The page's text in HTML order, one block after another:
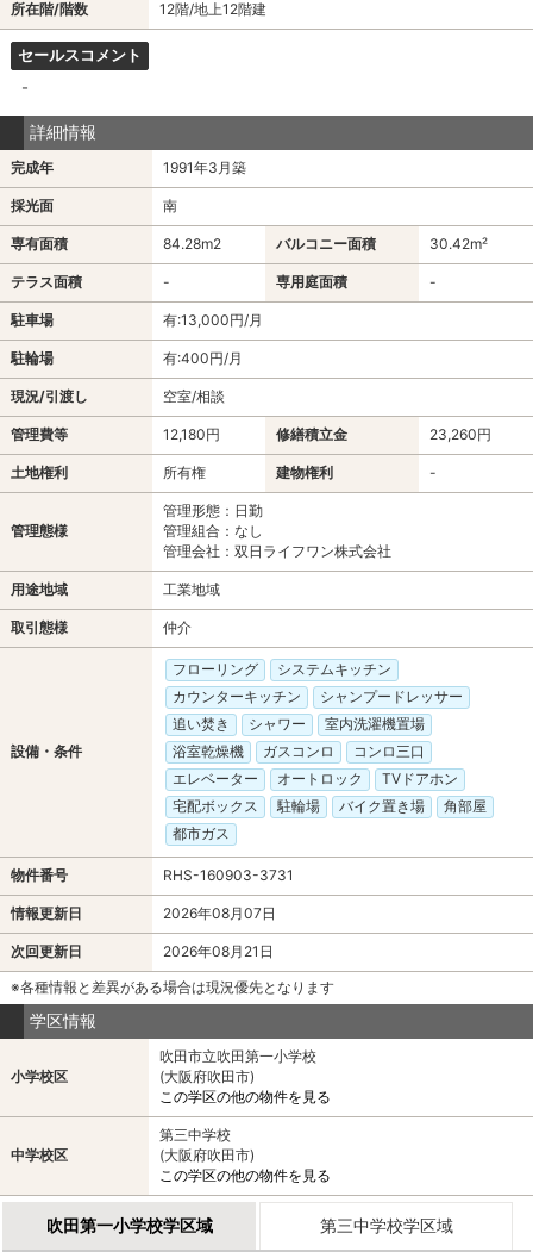
所在階/階数 12階/地上12階建
セールスコメント
-
詳細情報
完成年 1991年3月築
採光面 南
専有面積 84.28m2 バルコニー面積 30.42m²
テラス面積 - 専用庭面積 -
駐車場 有:13,000円/月
駐輪場 有:400円/月
現況/引渡し 空室/相談
管理費等 12,180円 修繕積立金 23,260円
土地権利 所有権 建物権利 -
管理態様
管理形態：日勤
管理組合：なし
管理会社：双日ライフワン株式会社
用途地域 工業地域
取引態様 仲介
設備・条件
フローリング
システムキッチン
カウンターキッチン
シャンプードレッサー
追い焚き
シャワー
室内洗濯機置場
浴室乾燥機
ガスコンロ
コンロ三口
エレベーター
オートロック
TVドアホン
宅配ボックス
駐輪場 バイク置き場
角部屋
都市ガス
物件番号 RHS-160903-3731
情報更新日 2026年08月07日
次回更新日
2026年08月21日
※各種情報と差異がある場合は現況優先となります
学区情報
小学校区
吹田市立吹田第一小学校
(大阪府吹田市)
この学区の他の物件を見る
中学校区
第三中学校
(大阪府吹田市)
この学区の他の物件を見る
吹田第一小学校学区域 第三中学校学区域